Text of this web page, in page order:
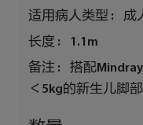
适用病人类型 :
成
长度 :
1.1m
备注 :
搭配
＜5kg的新生儿脚